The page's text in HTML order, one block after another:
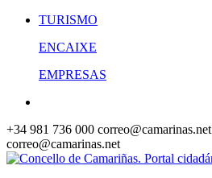
TURISMO
ENCAIXE
EMPRESAS
+34 981 736 000 correo@camarinas.net
correo@camarinas.net